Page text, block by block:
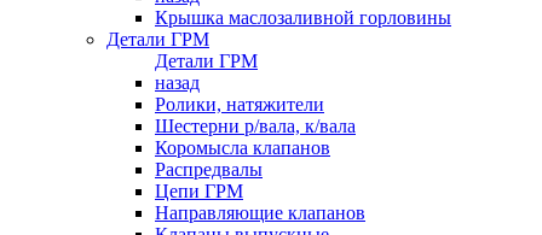
Крышка маслозаливной горловины
Детали ГРМ
Детали ГРМ
назад
Ролики, натяжители
Шестерни р/вала, к/вала
Коромысла клапанов
Распредвалы
Цепи ГРМ
Направляющие клапанов